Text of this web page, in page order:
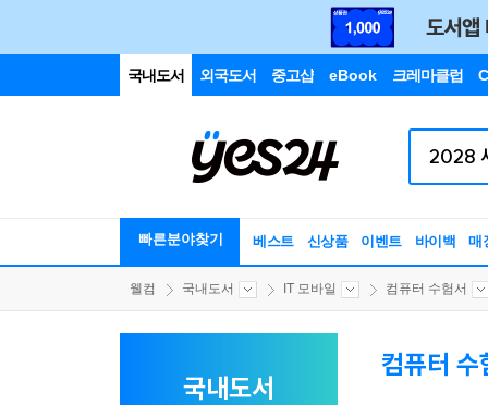
국내도서 외국도서 중고샵 eBook 크레마클럽
빠른분야찾기 베스트 신상품 이벤트 바이백 매
웰컴 국내도서 IT 모바일 컴퓨터 수험서
국내도서
컴퓨터 수